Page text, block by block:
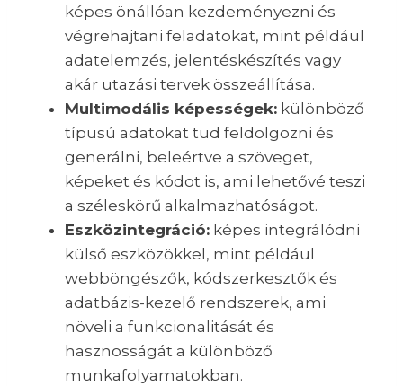
képes önállóan kezdeményezni és
végrehajtani feladatokat, mint például
adatelemzés, jelentéskészítés vagy
akár utazási tervek összeállítása. ​
Multimodális képességek: különböző
típusú adatokat tud feldolgozni és
generálni, beleértve a szöveget,
képeket és kódot is, ami lehetővé teszi
a széleskörű alkalmazhatóságot.
Eszközintegráció: képes integrálódni
külső eszközökkel, mint például
webböngészők, kódszerkesztők és
adatbázis-kezelő rendszerek, ami
növeli a funkcionalitását és
hasznosságát a különböző
munkafolyamatokban.